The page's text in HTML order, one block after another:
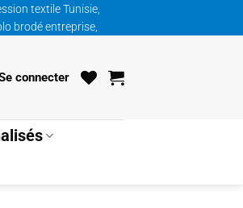
textile Tunisie,
brodé entreprise,
connecter